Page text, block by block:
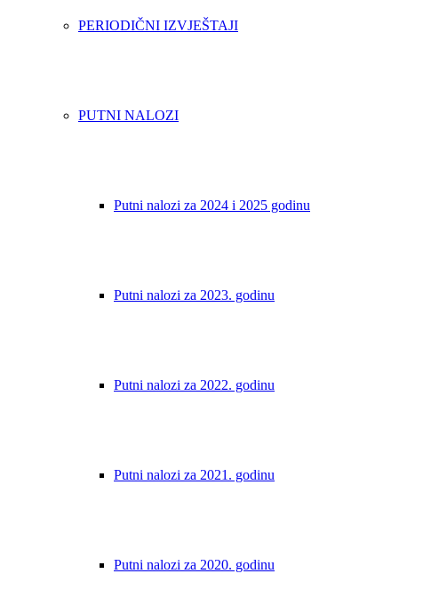
PERIODIČNI IZVJEŠTAJI
PUTNI NALOZI
Putni nalozi za 2024 i 2025 godinu
Putni nalozi za 2023. godinu
Putni nalozi za 2022. godinu
Putni nalozi za 2021. godinu
Putni nalozi za 2020. godinu